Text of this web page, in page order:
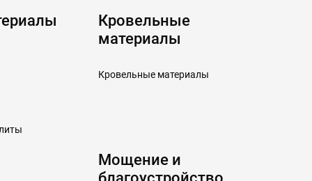
Кровельные
материалы
Кровельные материалы
Мощение и